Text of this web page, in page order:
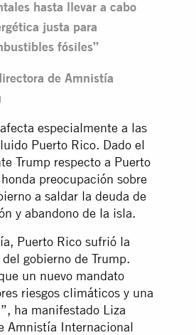
hasta llevar a cabo
justa para
fósiles”
de Amnistía
especialmente a las
Puerto Rico. Dado el
Trump respecto a Puerto
preocupación sobre
a saldar la deuda de
y abandono de la isla.
Puerto Rico sufrió la
gobierno de Trump.
un nuevo mandato
riesgos climáticos y una
ha manifestado Liza
Amnistía Internacional